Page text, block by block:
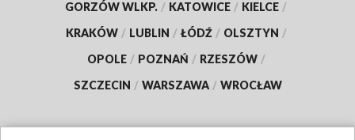
GORZÓW WLKP. / KATOWICE / KIELCE /
KRAKÓW / LUBLIN / ŁÓDŹ / OLSZTYN /
OPOLE / POZNAŃ / RZESZÓW /
SZCZECIN / WARSZAWA / WROCŁAW